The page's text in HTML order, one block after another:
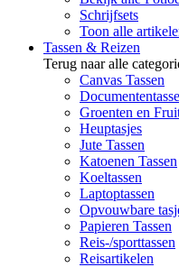
Schrijfsets
Toon alle
Tassen & Reizen
Terug naar alle
Canvas Tassen
Groenten en
Heuptasjes
Jute Tassen
Katoenen Tassen
Koeltassen
Laptoptassen
Opvouwbare
Papieren Tassen
Reis-/sporttassen
Reisartikelen